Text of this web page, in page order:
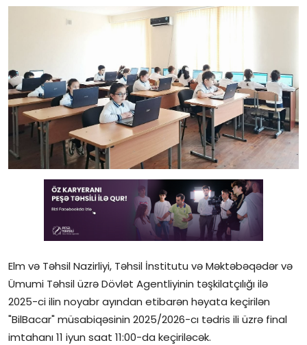
Gündəlik
Rəsmi
Təhsil
Müsahibə
Reportaj
Pedaqogika
Elm və Təhsil Nazirliyi, Təhsil İnstitutu və Məktəbəqədər və
Ümumi Təhsil üzrə Dövlət Agentliyinin təşkilatçılığı ilə
2025-ci ilin noyabr ayından etibarən həyata keçirilən
"BilBacar" müsabiqəsinin 2025/2026-cı tədris ili üzrə final
imtahanı 11 iyun saat 11:00-da keçiriləcək.